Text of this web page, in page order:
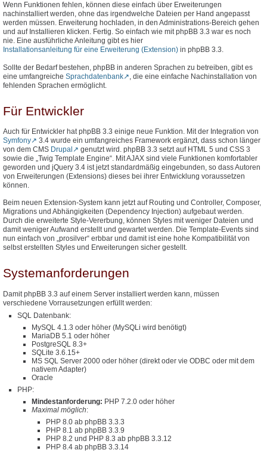
Wenn Funktionen fehlen, können diese einfach über Erweiterungen
nachinstalliert werden, ohne das irgendwelche Dateien per Hand angepasst
werden müssen. Erweiterung hochladen, in den Administrations-Bereich gehen
und auf Installieren klicken. Fertig. So einfach wie mit phpBB 3.3 war es noch
nie. Eine ausführliche Anleitung gibt es hier
Installationsanleitung für eine Erweiterung (Extension) in phpBB 3.3.
Sollte der Bedarf bestehen, phpBB in anderen Sprachen zu betreiben, gibt es
eine umfangreiche Sprachdatenbank
, die eine einfache Nachinstallation von
fehlenden Sprachen ermöglicht.
Für Entwickler
Auch für Entwickler hat phpBB 3.3 einige neue Funktion. Mit der Integration von
Symfony
3.4 wurde ein umfangreiches Framework ergänzt, dass schon länger
von dem CMS Drupal
genutzt wird. phpBB 3.3 setzt auf HTML 5 und CSS 3
sowie die „Twig Template Engine“. Mit AJAX sind viele Funktionen komfortabler
geworden und jQuery 3.4 ist jetzt standardmäßig eingebunden, so dass Autoren
von Erweiterungen (Extensions) dieses bei ihrer Entwicklung voraussetzen
können.
Beim neuen Extension-System kann jetzt auf Routing und Controller, Composer,
Migrations und Abhängigkeiten (Dependency Injection) aufgebaut werden.
Durch die erweiterte Style-Vererbung, können Styles mit weniger Dateien und
damit weniger Aufwand erstellt und gewartet werden. Die Template-Events sind
nun einfach von „prosilver“ erbbar und damit ist eine hohe Kompatibilität von
selbst erstellten Styles und Erweiterungen sicher gestellt.
Systemanforderungen
Damit phpBB 3.3 auf einem Server installiert werden kann, müssen
verschiedene Vorrausetzungen erfüllt werden:
SQL Datenbank:
MySQL 4.1.3 oder höher (MySQLi wird benötigt)
MariaDB 5.1 oder höher
PostgreSQL 8.3+
SQLite 3.6.15+
MS SQL Server 2000 oder höher (direkt oder vie ODBC oder mit dem
nativem Adapter)
Oracle
PHP:
Mindestanforderung: PHP 7.2.0 oder höher
Maximal möglich:
PHP 8.0 ab phpBB 3.3.3
PHP 8.1 ab phpBB 3.3.9
PHP 8.2 und PHP 8.3 ab phpBB 3.3.12
PHP 8.4 ab phpBB 3.3.14